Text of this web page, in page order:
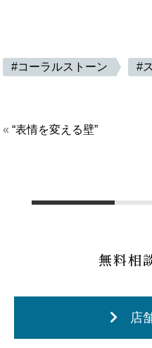
コーラルストーン
«“表情を変える壁”
無料相
店